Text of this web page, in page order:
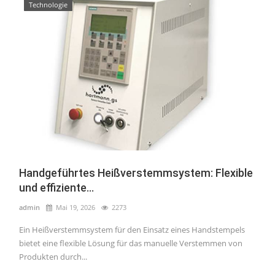
Technologie
Handgeführtes Heißverstemmsystem: Flexible
und effiziente...
admin Mai 19, 2026 2273
Ein Heißverstemmsystem für den Einsatz eines Handstempels
bietet eine flexible Lösung für das manuelle Verstemmen von
Produkten durch...